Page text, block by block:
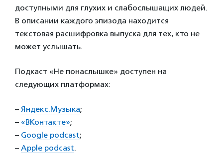
доступными для глухих и слабослышащих людей.
В описании каждого эпизода находится
текстовая расшифровка выпуска для тех, кто не
может услышать.
Подкаст «Не понаслышке» доступен на
следующих платформах:
– Яндекс.Музыка;
– «ВКонтакте»;
– Google podcast;
– Apple podcast.